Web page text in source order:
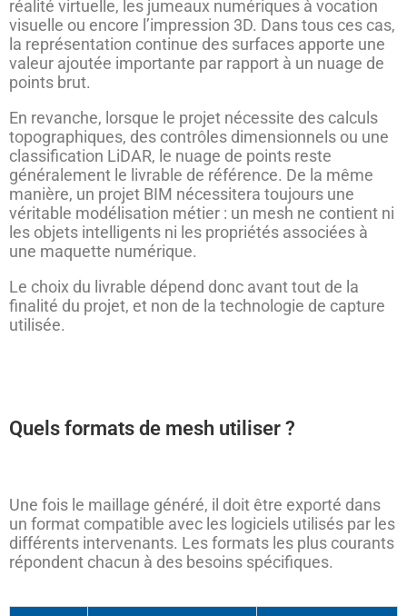
réalité virtuelle, les jumeaux numériques à vocation
visuelle ou encore l’impression 3D. Dans tous ces cas,
la représentation continue des surfaces apporte une
valeur ajoutée importante par rapport à un nuage de
points brut.
En revanche, lorsque le projet nécessite des calculs
topographiques, des contrôles dimensionnels ou une
classification LiDAR, le nuage de points reste
généralement le livrable de référence. De la même
manière, un projet BIM nécessitera toujours une
véritable modélisation métier : un mesh ne contient ni
les objets intelligents ni les propriétés associées à
une maquette numérique.
Le choix du livrable dépend donc avant tout de la
finalité du projet, et non de la technologie de capture
utilisée.
Quels formats de mesh utiliser ?
Une fois le maillage généré, il doit être exporté dans
un format compatible avec les logiciels utilisés par les
différents intervenants. Les formats les plus courants
répondent chacun à des besoins spécifiques.